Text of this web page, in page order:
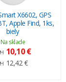
X6602, GPS
Apple Find, 1ks,
biely
Na sklade
10,10 €
12,42 €